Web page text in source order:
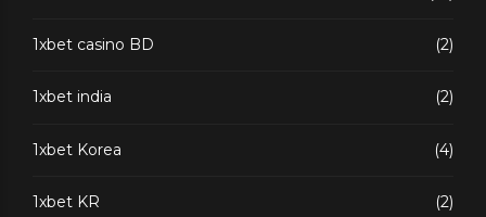
1xbet casino BD (2)
1xbet india (2)
1xbet Korea (4)
1xbet KR (2)